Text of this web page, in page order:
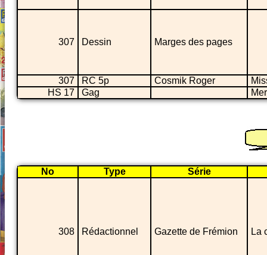
307 Dessin Marges des pages
307 RC 5p Cosmik Roger
HS 17
Gag
No Type Série
308 Rédactionnel Gazette de Frémion La